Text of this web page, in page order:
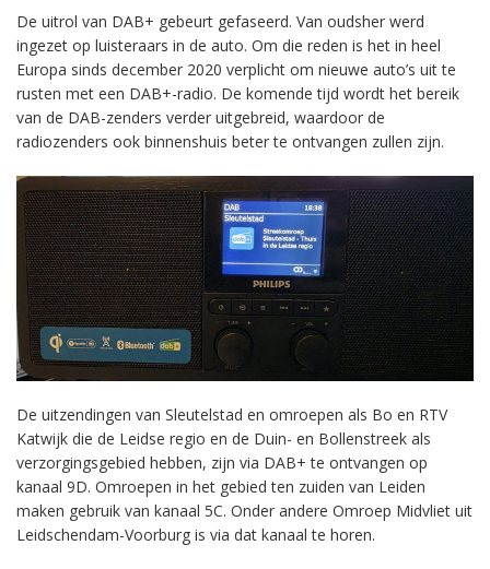
De uitrol van DAB+ gebeurt gefaseerd. Van oudsher werd
ingezet op luisteraars in de auto. Om die reden is het in heel
Europa sinds december 2020 verplicht om nieuwe auto’s uit te
rusten met een DAB+-radio. De komende tijd wordt het bereik
van de DAB-zenders verder uitgebreid, waardoor de
radiozenders ook binnenshuis beter te ontvangen zullen zijn.
De uitzendingen van Sleutelstad en omroepen als Bo en RTV
Katwijk die de Leidse regio en de Duin- en Bollenstreek als
verzorgingsgebied hebben, zijn via DAB+ te ontvangen op
kanaal 9D. Omroepen in het gebied ten zuiden van Leiden
maken gebruik van kanaal 5C. Onder andere Omroep Midvliet uit
Leidschendam-Voorburg is via dat kanaal te horen.